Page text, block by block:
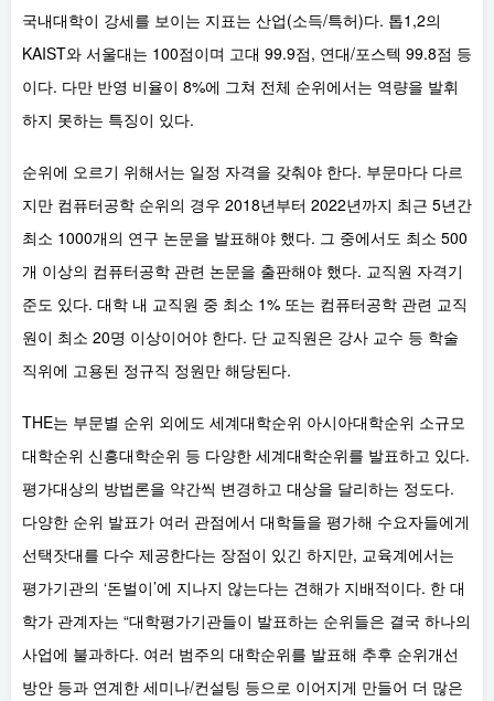
국내대학이 강세를 보이는 지표는 산업(소득/특허)다. 톱1,2의
KAIST와 서울대는 100점이며 고대 99.9점, 연대/포스텍 99.8점 등
이다. 다만 반영 비율이 8%에 그쳐 전체 순위에서는 역량을 발휘
하지 못하는 특징이 있다.
순위에 오르기 위해서는 일정 자격을 갖춰야 한다. 부문마다 다르
지만 컴퓨터공학 순위의 경우 2018년부터 2022년까지 최근 5년간
최소 1000개의 연구 논문을 발표해야 했다. 그 중에서도 최소 500
개 이상의 컴퓨터공학 관련 논문을 출판해야 했다. 교직원 자격기
준도 있다. 대학 내 교직원 중 최소 1% 또는 컴퓨터공학 관련 교직
원이 최소 20명 이상이어야 한다. 단 교직원은 강사 교수 등 학술
직위에 고용된 정규직 정원만 해당된다.
THE는 부문별 순위 외에도 세계대학순위 아시아대학순위 소규모
대학순위 신흥대학순위 등 다양한 세계대학순위를 발표하고 있다.
평가대상의 방법론을 약간씩 변경하고 대상을 달리하는 정도다.
다양한 순위 발표가 여러 관점에서 대학들을 평가해 수요자들에게
선택잣대를 다수 제공한다는 장점이 있긴 하지만, 교육계에서는
평가기관의 ‘돈벌이’에 지나지 않는다는 견해가 지배적이다. 한 대
학가 관계자는 “대학평가기관들이 발표하는 순위들은 결국 하나의
사업에 불과하다. 여러 범주의 대학순위를 발표해 추후 순위개선
방안 등과 연계한 세미나/컨설팅 등으로 이어지게 만들어 더 많은